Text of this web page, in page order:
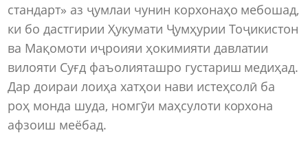
стандарт» аз ҷумлаи чунин корхонаҳо мебошад,
ки бо дастгирии Ҳукумати Ҷумҳурии Тоҷикистон
ва Мақомоти иҷроияи ҳокимияти давлатии
вилояти Суғд фаъолияташро густариш медиҳад.
Дар доираи лоиҳа хатҳои нави истеҳсолӣ ба
роҳ монда шуда, номгӯи маҳсулоти корхона
афзоиш меёбад.